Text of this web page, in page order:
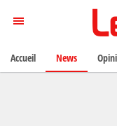
Accueil News